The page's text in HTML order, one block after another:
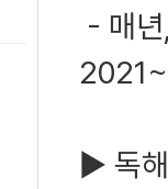
- 매
▶ 독